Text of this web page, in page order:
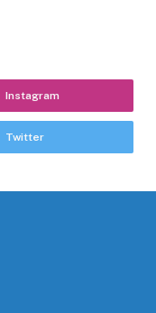
Instagram
Twitter